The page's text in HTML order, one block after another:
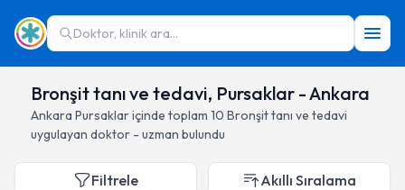
Doktor, klinik ara...
Bronşit tanı ve tedavi, Pursaklar - Ankara
Ankara Pursaklariçinde toplam 10 Bronşit tanı ve tedavi
uygulayan doktor - uzman bulundu
Filtrele Akıllı Sıralama